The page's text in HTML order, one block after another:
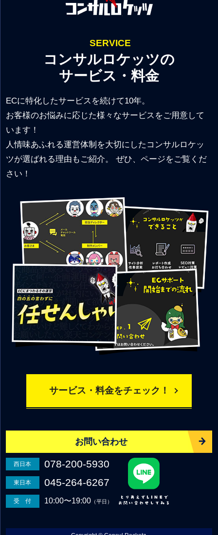
SERVICE
コンサルロケッツの
サービス・料金
ECに特化したサービスを続けて10年。
お客様のお悩みに応じた様々なサービスをご用意して
います！
人情味あふれる運営体制を大切にしたコンサルロケッ
ツが選ばれる理由もご紹介。 ぜひ、ページをご覧くだ
さい！
サービス・料金をチェック！
お問い合わせ
西日本 078-200-5930
東日本 045-264-6267
受 付 10:00〜19:00（平日）